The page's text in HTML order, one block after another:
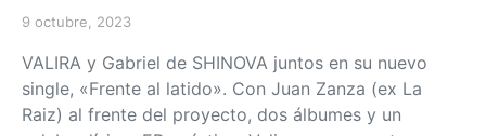
Posted on
9 octubre, 2023
VALIRA y Gabriel de SHINOVA juntos en su nuevo
single, «Frente al latido». Con Juan Zanza (ex La
Raiz) al frente del proyecto, dos álbumes y un